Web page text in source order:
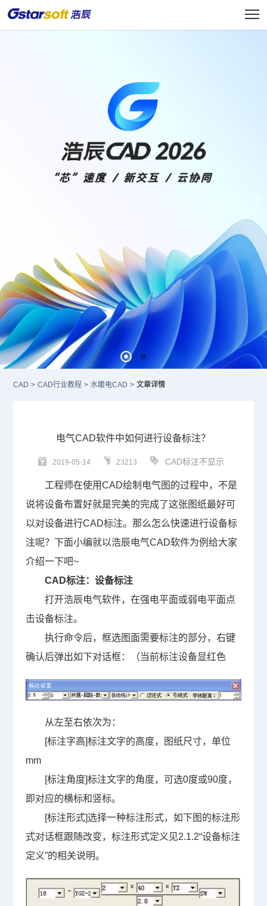
CAD > CAD行业教程 > 水暖电CAD > 文章详情
电气CAD软件中如何进行设备标注？
2019-05-14 23213 CAD标注不显示
工程师在使用CAD绘制电气图的过程中，不是
说将设备布置好就是完美的完成了这张图纸最好可
以对设备进行CAD标注。那么怎么快速进行设备标
注呢？下面小编就以浩辰电气CAD软件为例给大家
介绍一下吧~
CAD标注：设备标注
打开浩辰电气软件，在强电平面或弱电平面点
击设备标注。
执行命令后，框选图面需要标注的部分，右键
确认后弹出如下对话框：（当前标注设备显红色
从左至右依次为：
[标注字高]标注文字的高度，图纸尺寸，单位
mm
[标注角度]标注文字的角度，可选0度或90度，
即对应的横标和竖标。
[标注形式]选择一种标注形式，如下图的标注形
式对话框跟随改变，标注形式定义见2.1.2“设备标注
定义”的相关说明。